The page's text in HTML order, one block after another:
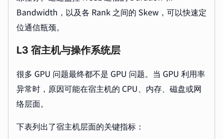
Bandwidth，以及各 Rank 之间的 Skew，可以快速定
位通信瓶颈。
L3 宿主机与操作系统层
很多 GPU 问题最终都不是 GPU 问题。当 GPU 利用率
异常时，原因可能在宿主机的 CPU、内存、磁盘或网
络层面。
下表列出了宿主机层面的关键指标：